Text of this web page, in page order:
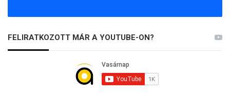
FELIRATKOZOTT MÁR A YOUTUBE-ON?